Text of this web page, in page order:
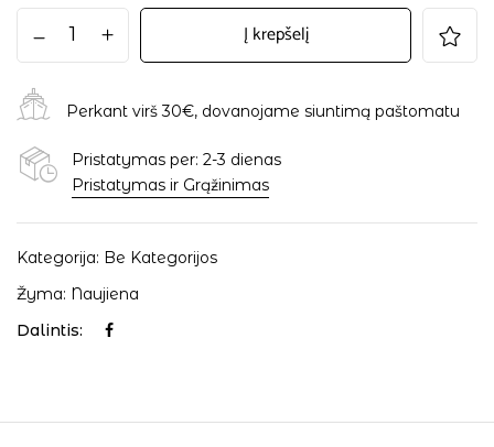
Į krepšelį
Perkant virš 30€, dovanojame siuntimą paštomatu
Pristatymas per: 2-3 dienas
Pristatymas ir Grąžinimas
Kategorija: Be Kategorijos
Žyma: Naujiena
Dalintis: